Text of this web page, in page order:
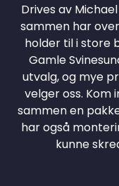
Drives av
sammen har
holder til i store
Gamle
utvalg, og mye
velger oss. Kom
sammen en
har også
kunne